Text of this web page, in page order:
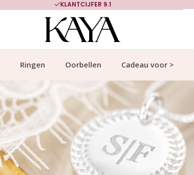
700.000+ TEVREDEN KLANTEN
Ringen Oorbellen Cadeau voor >